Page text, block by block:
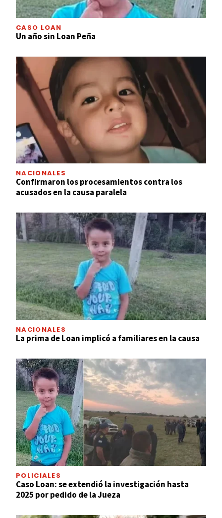
CASO LOAN
Un año sin Loan Peña
NACIONALES
Confirmaron los procesamientos contra los
acusados en la causa paralela
NACIONALES
La prima de Loan implicó a familiares en la causa
POLICIALES
Caso Loan: se extendió la investigación hasta
2025 por pedido de la Jueza